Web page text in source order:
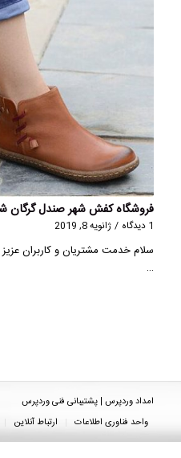
فروشگاه کفش شهر صندل گرگان
1 دیدگاه / ژانویه 8, 2019
سلام خدمت مشتریان و کاربران
…
امداد وردپرس | پشتیبانی فنی وردپرس
واحد فناوری اطلاعات
ارتباط آنلاین